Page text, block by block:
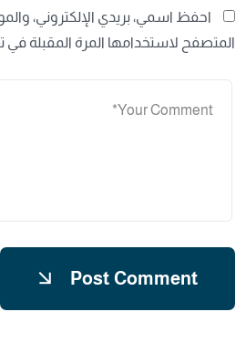
احفظ اسمي، بريدي الإلكتروني،
المتصفح لاستخدامها المرة المقبلة في
Post Comment